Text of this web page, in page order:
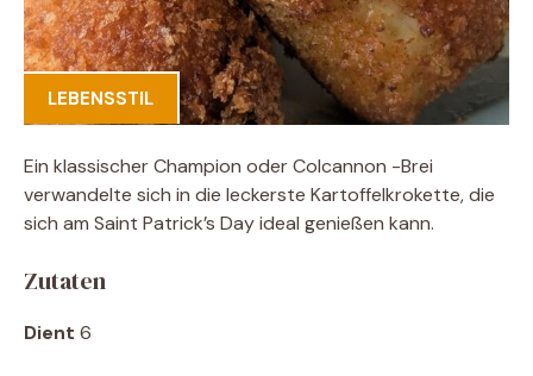
LEBENSSTIL
Ein klassischer Champion oder Colcannon -Brei
verwandelte sich in die leckerste Kartoffelkrokette, die
sich am Saint Patrick’s Day ideal genießen kann.
Zutaten
Dient 6